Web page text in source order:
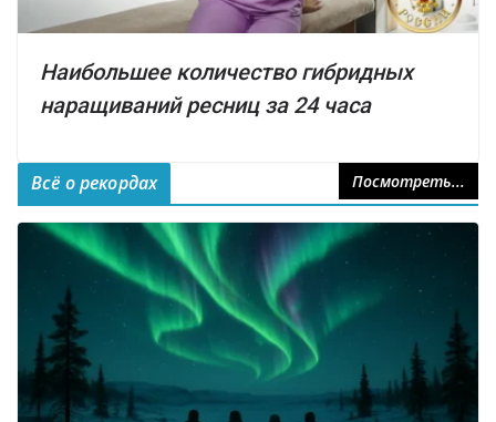
Наибольшее количество гибридных
наращиваний ресниц за 24 часа
Всё о рекордах Посмотреть...